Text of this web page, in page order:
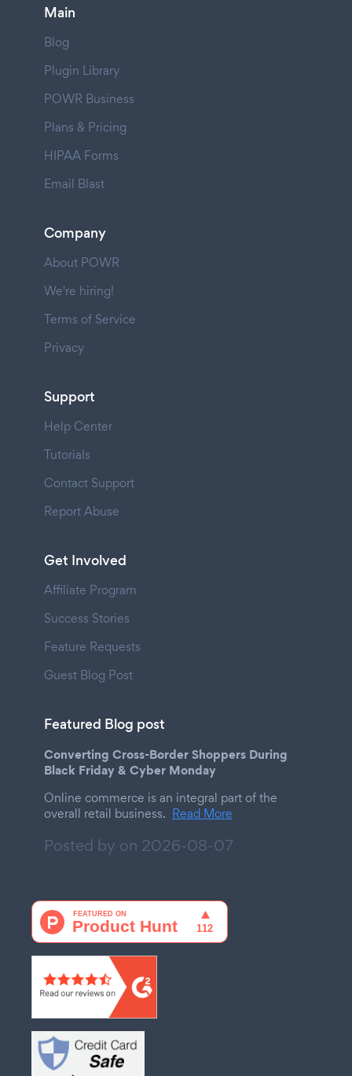
Main
Blog
Plugin Library
POWR Business
Plans & Pricing
HIPAA Forms
Email Blast
Company
About POWR
We're hiring!
Terms of Service
Privacy
Support
Help Center
Tutorials
Contact Support
Report Abuse
Get Involved
Affiliate Program
Success Stories
Feature Requests
Guest Blog Post
Featured Blog post
Converting Cross-Border Shoppers During
Black Friday & Cyber Monday
Online commerce is an integral part of the
overall retail business. Read More
Posted by on 2026-08-07